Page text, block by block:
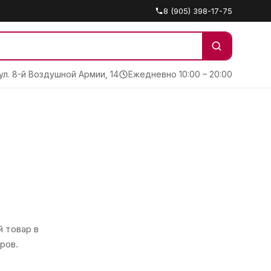
8 (905) 398-17-75
8-й Воздушной Армии, 14 Ежедневно 10:00 – 20:00
товар в